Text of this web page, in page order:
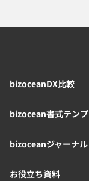
bizoceanDX比較
bizocean書式テン
bizoceanジャーナル
お役立ち資料